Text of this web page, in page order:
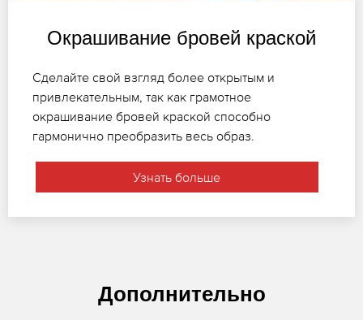
Окрашивание бровей краской
Сделайте свой взгляд более открытым и
привлекательным, так как грамотное
окрашивание бровей краской способно
гармонично преобразить весь образ.
Узнать больше
Дополнительно